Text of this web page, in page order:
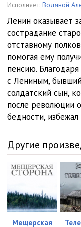
Исполняет: Водяной
Ленин оказывает
сострадание
отставному
помогая ему
пенсию. Благодаря
с Лениным, бывший
солдатский сын,
после революции
бедности, избежал
Другие
Мещерская